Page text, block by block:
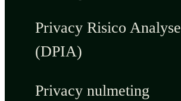
Privacy Risico Analyse
(DPIA)
Privacy nulmeting